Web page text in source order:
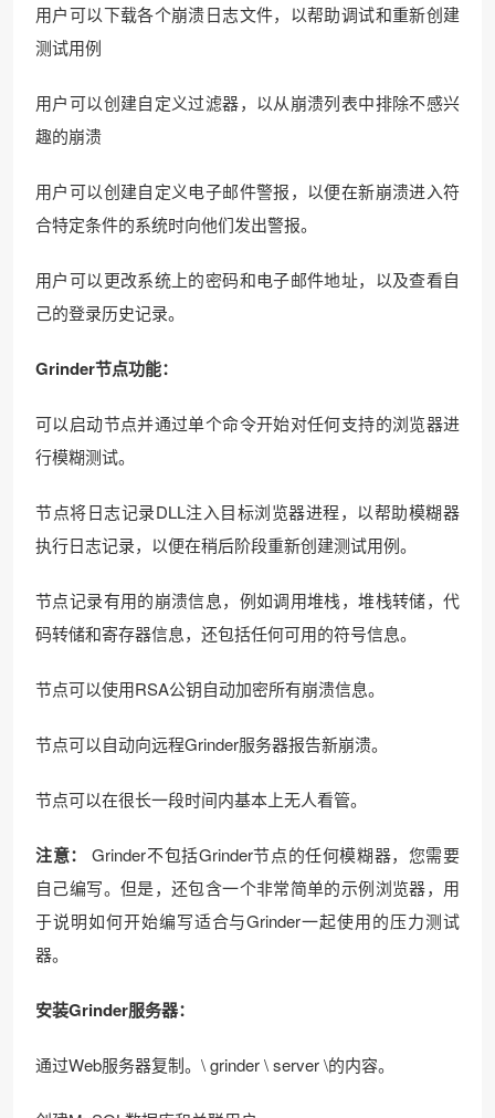
用户可以下载各个崩溃日志文件，以帮助调试和重新创建
测试用例
用户可以创建自定义过滤器，以从崩溃列表中排除不感兴
趣的崩溃
用户可以创建自定义电子邮件警报，以便在新崩溃进入符
合特定条件的系统时向他们发出警报。
用户可以更改系统上的密码和电子邮件地址，以及查看自
己的登录历史记录。
Grinder节点功能：
可以启动节点并通过单个命令开始对任何支持的浏览器进
行模糊测试。
节点将日志记录DLL注入目标浏览器进程，以帮助模糊器
执行日志记录，以便在稍后阶段重新创建测试用例。
节点记录有用的崩溃信息，例如调用堆栈，堆栈转储，代
码转储和寄存器信息，还包括任何可用的符号信息。
节点可以使用RSA公钥自动加密所有崩溃信息。
节点可以自动向远程Grinder服务器报告新崩溃。
节点可以在很长一段时间内基本上无人看管。
注意：
Grinder不包括Grinder节点的任何模糊器，您需要
自己编写。但是，还包含一个非常简单的示例浏览器，用
于说明如何开始编写适合与Grinder一起使用的压力测试
器。
安装Grinder服务器：
通过Web服务器复制。\ grinder \ server \的内容。